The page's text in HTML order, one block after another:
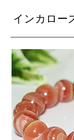
インカロー